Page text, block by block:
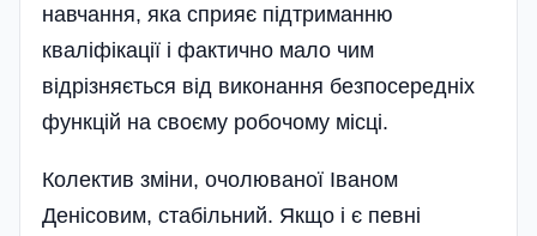
навчання, яка сприяє підтриманню
кваліфікації і фактично мало чим
відрізняється від виконання безпосередніх
функцій на своєму робочому місці.
Колектив зміни, очолюваної Іваном
Денісовим, стабільний. Якщо і є певні